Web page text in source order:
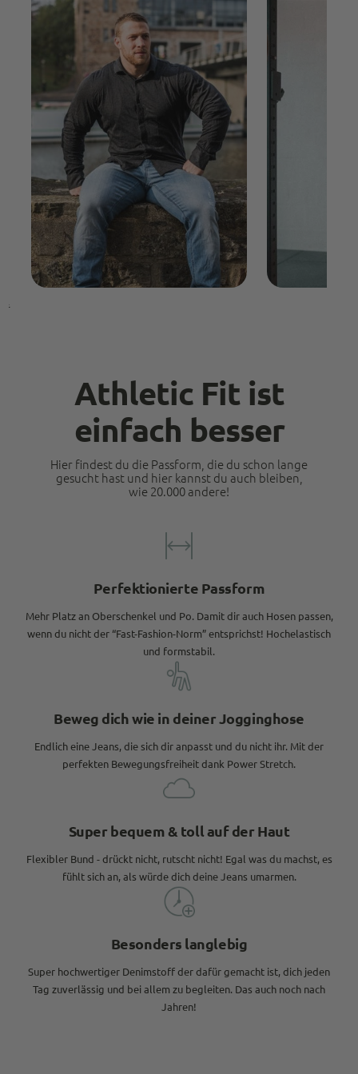
Athletic Fit ist
einfach besser
Hier findest du die Passform, die du schon lange
gesucht hast und hier kannst du auch bleiben,
wie 20.000 andere!
Perfektionierte Passform
Mehr Platz an Oberschenkel und Po. Damit dir auch Hosen passen,
wenn du nicht der “Fast-Fashion-Norm” entsprichst! Hochelastisch
und formstabil.
Beweg dich wie in deiner Jogginghose
Endlich eine Jeans, die sich dir anpasst und du nicht ihr. Mit der
perfekten Bewegungsfreiheit dank Power Stretch.
Super bequem & toll auf der Haut
Flexibler Bund - drückt nicht, rutscht nicht! Egal was du machst, es
fühlt sich an, als würde dich deine Jeans umarmen.
Besonders langlebig
Super hochwertiger Denimstoff der dafür gemacht ist, dich jeden
Tag zuverlässig und bei allem zu begleiten. Das auch noch nach
Jahren!